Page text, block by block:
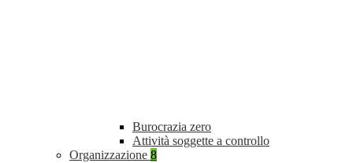
Burocrazia zero
Attività soggette a controllo
Organizzazione 8